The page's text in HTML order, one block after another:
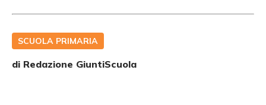
SCUOLA PRIMARIA
di Redazione GiuntiScuola